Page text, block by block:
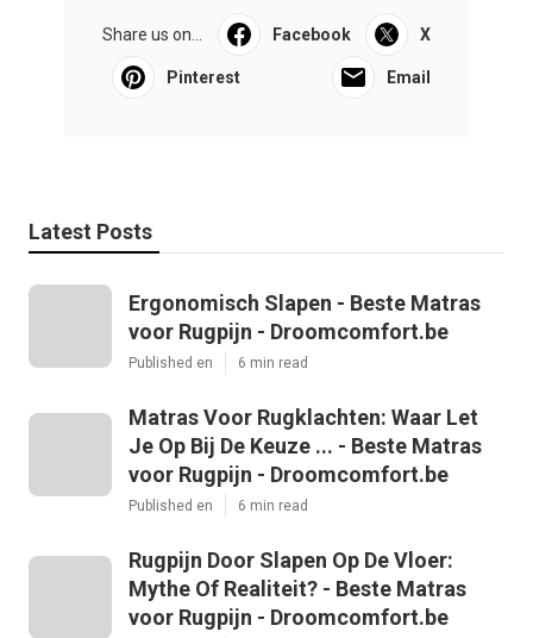
Share us on... Facebook X
Pinterest Email
Latest Posts
Ergonomisch Slapen - Beste Matras
voor Rugpijn - Droomcomfort.be
Published en 6 min read
Matras Voor Rugklachten: Waar Let
Je Op Bij De Keuze ... - Beste Matras
voor Rugpijn - Droomcomfort.be
Published en 6 min read
Rugpijn Door Slapen Op De Vloer:
Mythe Of Realiteit? - Beste Matras
voor Rugpijn - Droomcomfort.be